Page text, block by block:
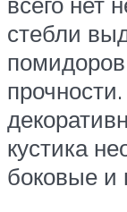
стебли
помидоров
кустика
боковые и